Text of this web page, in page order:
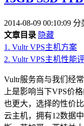
2014-08-09 00:10:09 分
文章目录 隐藏
1. Vultr VPS主机方案
2. Vultr VPS主机性能
Vultr服务商与我们经
上是影响当下VPS价
也更大，选择的性价
云主机，拥有12数据